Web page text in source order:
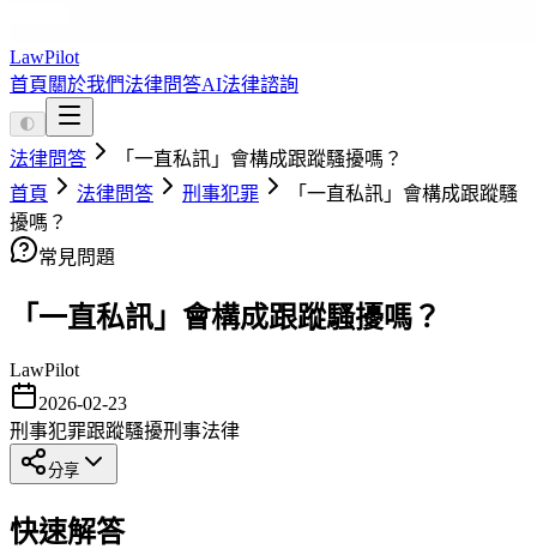
LawPilot
首頁 關於我們法律問答AI法律諮詢
🌓
法律問答
「一直私訊」會構成跟蹤騷擾嗎？
首頁
法律問答 刑事犯罪
「一直私訊」會構成跟蹤騷
擾嗎？
常見問題
「一直私訊」會構成跟蹤騷擾嗎？
LawPilot
2026-02-23
刑事犯罪跟蹤騷擾刑事法律
分享
快速解答